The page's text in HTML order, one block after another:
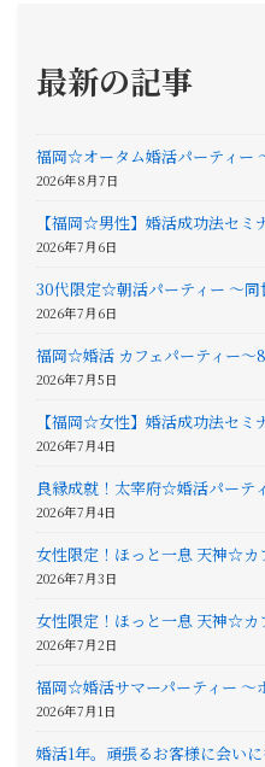
最新の記事
福岡☆オータム婚活パーティー
2026年8月7日
【福岡☆男性】婚活成功法セミ
2026年7月6日
30代限定☆朝活パーティー 〜同
2026年7月6日
福岡☆婚活 カフェパーティー〜
2026年7月5日
【福岡☆女性】婚活成功法セミ
2026年7月4日
良縁成就！太宰府☆婚活パーテ
2026年7月4日
女性限定！ほっと一息 天神☆カ
2026年7月3日
女性限定！ほっと一息 天神☆カ
2026年7月2日
福岡☆婚活サマーパーティー 〜
2026年7月1日
婚活1年。頑張るお客様に会い